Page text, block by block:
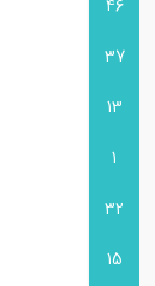
46
37
13
1
32
15